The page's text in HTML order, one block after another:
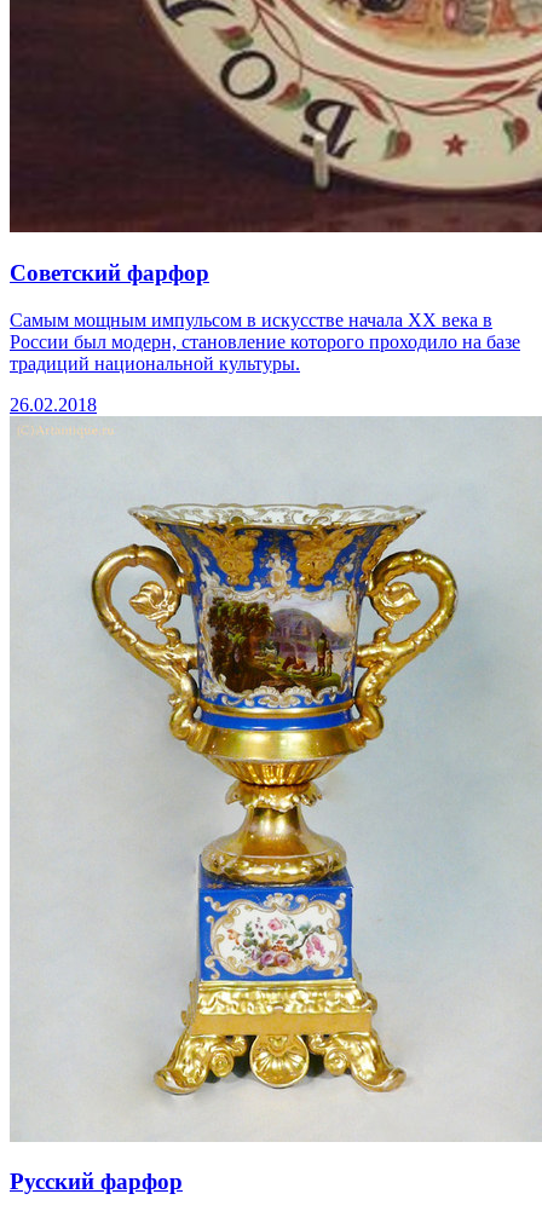
Советский фарфор
Самым мощным импульсом в искусстве начала ХХ века в
России был модерн, становление которого проходило на базе
традиций национальной культуры.
26.02.2018
Русский фарфор